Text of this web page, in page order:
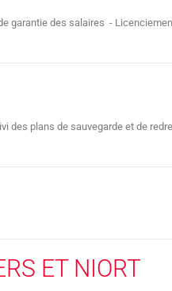
garantie des salaires -
des plans de sauvegarde et de
ET NIORT